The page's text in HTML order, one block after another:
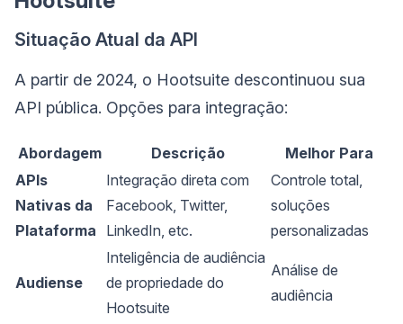
Situação Atual da API
A partir de 2024, o Hootsuite descontinuou sua
API pública. Opções para integração:
Abordagem Descrição
Melhor Para
APIs
Nativas da
Plataforma
Integração direta com
Facebook, Twitter,
LinkedIn, etc.
Controle total,
soluções
personalizadas
Audiense
Inteligência de audiência
de propriedade do
Hootsuite
Análise de
audiência